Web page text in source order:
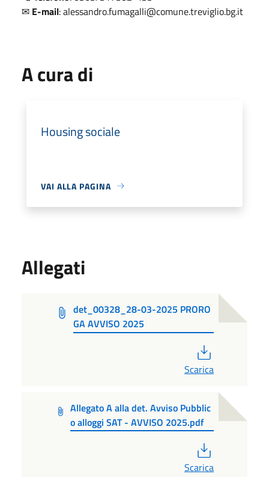
✉ E-mail:alessandro.fumagalli@comune.treviglio.bg.it
A cura di
Housing sociale
VAI ALLA PAGINA
Allegati
det_00328_28-03-2025 PRORO
GA AVVISO 2025
Scarica
Allegato A alla det. Avviso Pubblic
o alloggi SAT - AVVISO 2025.pdf
Scarica